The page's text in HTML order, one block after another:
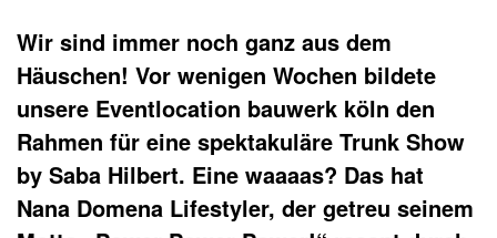
Wir sind immer noch ganz aus dem
Häuschen! Vor wenigen Wochen bildete
unsere Eventlocation bauwerk köln den
Rahmen für eine spektakuläre Trunk Show
by Saba Hilbert. Eine waaaas? Das hat
Nana Domena Lifestyler, der getreu seinem